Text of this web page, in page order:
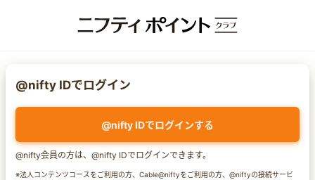
@nifty IDでログイン
@nifty IDでログインする
@nifty会員の方は、@nifty IDでログインできます。
※法人コンテンツコースをご利用の方、Cable@niftyをご利用の方、@niftyの接続サービ